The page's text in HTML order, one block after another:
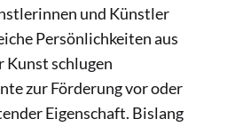
und Künstler
Persönlichkeiten aus
Kunst schlugen
zur Förderung vor oder
Eigenschaft. Bislang